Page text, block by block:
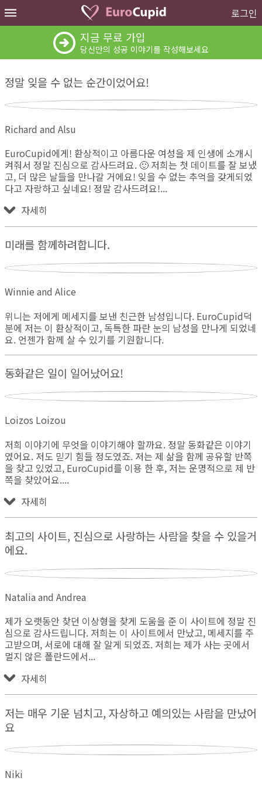
로그인
지금 무료 가입
당신만의 성공 이야기를 작성해보세요
정말 잊을 수 없는 순간이었어요!
Richard and Alsu
EuroCupid에게! 환상적이고 아름다운 여성을 제 인생에 소개시
켜줘서 정말 진심으로 감사드려요. 🙂 저희는 첫 데이트를 잘 보냈
고, 더 많은 날들을 만나갈 거에요! 잊을 수 없는 추억을 갖게되었
다고 자랑하고 싶네요! 정말 감사드려요!
자세히
미래를 함께하려합니다.
Winnie and Alice
위니는 저에게 메세지를 보낸 친근한 남성입니다. EuroCupid덕
분에 저는 이 환상적이고, 독특한 파란 눈의 남성을 만나게 되었네
요. 언젠가 함께 살 수 있기를 기원합니다.
동화같은 일이 일어났어요!
Loizos Loizou
저희 이야기에 무엇을 이야기해야 할까요. 정말 동화같은 이야기
였어요. 저도 믿기 힘들 정도였죠. 저는 제 삶을 함께 공유할 반쪽
을 찾고 있었고, EuroCupid를 이용 한 후, 저는 운명적으로 제 반
쪽을 찾았어요.
자세히
최고의 사이트, 진심으로 사랑하는 사람을 찾을 수 있을거
에요.
Natalia and Andrea
제가 오랫동안 찾던 이상형을 찾게 도움을 준 이 사이트에 정말 진
심으로 감사드립니다. 저희는 이 사이트에서 만났고, 메세지를 주
고받으며, 서로에 대해 잘 알게 되었죠. 저희는 제가 사는 곳에서
멀지 않은 폴란드에서
자세히
저는 매우 기운 넘치고, 자상하고 예의있는 사람을 만났어
요
Niki